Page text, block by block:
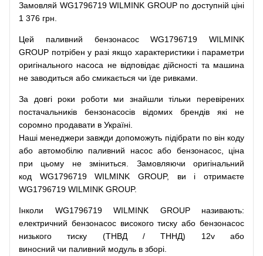
Замовляй WG1796719 WILMINK GROUP по доступній ціні
1 376 грн.
Цей паливний бензонасосWG1796719 WILMINK
GROUP потрібен у разі якщо характеристики і параметри
оригінального насоса не відповідає дійсності та машина
не заводиться або смикається чи їде ривками
За довгі роки роботи ми знайшли тільки
перевірених
постачальників
бензонасосів відомих брендів які
не
соромно продавати в Україні.
Наші менеджери завжди допоможуть підібрати по він коду
або автомобілю паливний насос або бензонасос,
ціна
при
цьому не зміниться Замовляючи
оригінальний
код WG1796719 WILMINK GROUP, ви і отримаєте
WG1796719 WILMINK GROUP.
Інколи WG1796719 WILMINK GROUP називають:
електричний бензонасос високого тиску або бензонасос
низького
тиску (ТНВД / ТННД) 12v
або
виносний чи паливний модуль в зборі